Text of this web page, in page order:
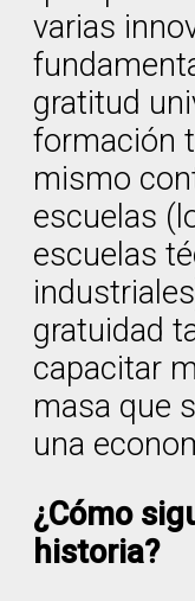
varias
gratitud
formación
mismo
escuelas
escuelas
gratuidad
capacitar
masa que
una
¿Cómo
historia?